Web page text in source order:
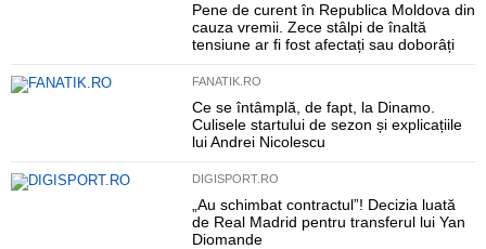
Pene de curent în Republica Moldova din
cauza vremii. Zece stâlpi de înaltă
tensiune ar fi fost afectați sau doborâți
FANATIK.RO
Ce se întâmplă, de fapt, la Dinamo.
Culisele startului de sezon și explicațiile
lui Andrei Nicolescu
DIGISPORT.RO
„Au schimbat contractul”! Decizia luată
de Real Madrid pentru transferul lui Yan
Diomande